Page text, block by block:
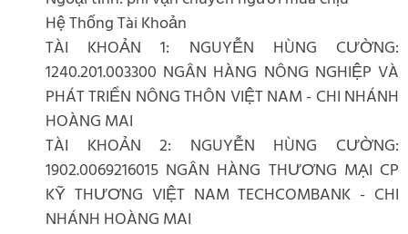
Hệ Thống Tài Khoản
TÀI KHOẢN 1: NGUYỄN HÙNG CƯỜNG:
1240.201.003300 NGÂN HÀNG NÔNG NGHIỆP VÀ
PHÁT TRIỂN NÔNG THÔN VIỆT NAM - CHI NHÁNH
HOÀNG MAI
TÀI KHOẢN 2: NGUYỄN HÙNG CƯỜNG:
1902.0069216015 NGÂN HÀNG THƯƠNG MẠI CP
KỸ THƯƠNG VIỆT NAM TECHCOMBANK - CHI
NHÁNH HOÀNG MAI